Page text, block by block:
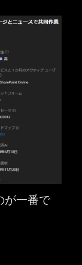
が一番で
集” の